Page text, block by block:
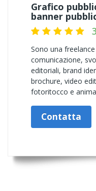
Grafico
banner
Sono una
comunicazione,
editoriali, brand
brochure, video
fotoritocco e
Contatta